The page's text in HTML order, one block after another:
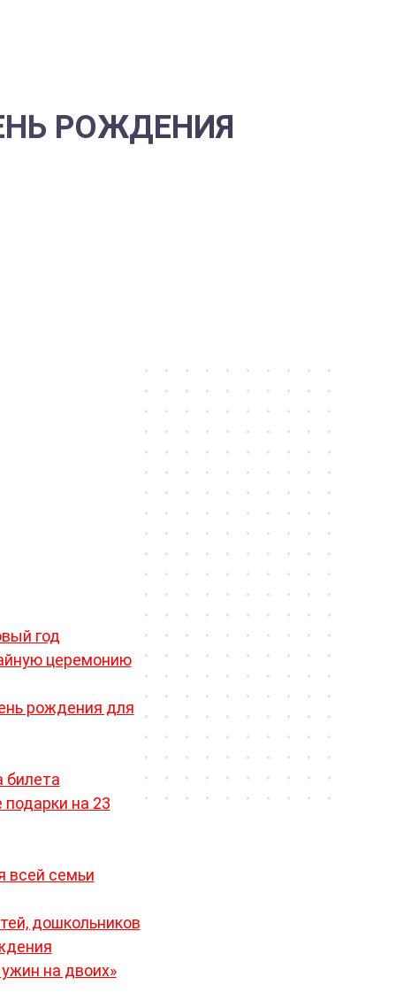
РОЖДЕНИЯ
салона, сеанс массажа,
поход
за городом и разнообразить
отдыха, которому посвятит
подарком бестактным и
мастер класс. Встреча
год
церемонию
рождения для
билета
на 23
всей семьи
дошкольников
на двоих»